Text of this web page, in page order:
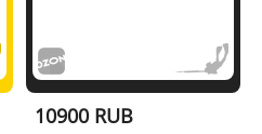
10900 RUB